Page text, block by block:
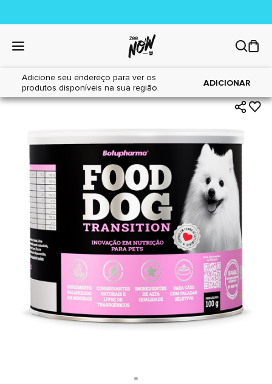
Adicione seu endereço para ver os
produtos disponíveis na sua região.
ADICIONAR
Home|Cães|Farmácia